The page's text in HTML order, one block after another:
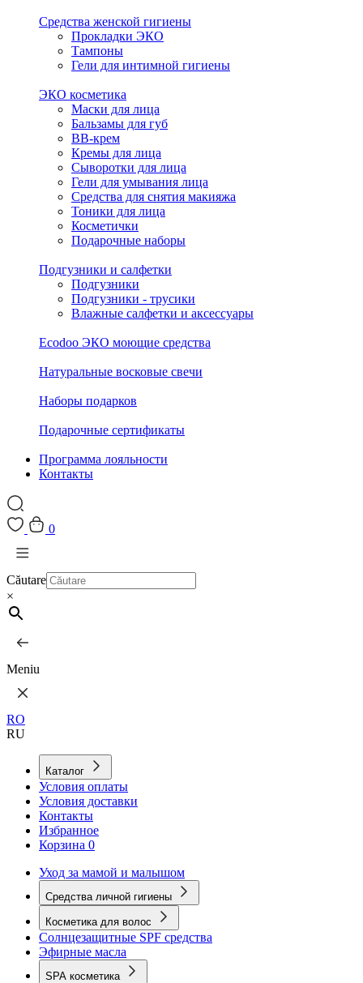
Средства женской гигиены
Прокладки ЭКО
Тампоны
Гели для интимной гигиены
ЭКО косметика
Маски для лица
Бальзамы для губ
BB-крем
Кремы для лица
Сыворотки для лица
Гели для умывания лица
Средства для снятия макияжа
Тоники для лица
Косметички
Подарочные наборы
Подгузники и салфетки
Подгузники
Подгузники - трусики
Влажные салфетки и аксессуары
Ecodoo ЭКО моющие средства
Натуральные восковые свечи
Наборы подарков
Подарочные сертификаты
Программа лояльности
Контакты
0
Căutare
×
Meniu
RO
RU
Каталог
Условия оплаты
Условия доставки
Контакты
Избранное
Корзина 0
Уход за мамой и малышом
Средства личной гигиены
Косметика для волос
Солнцезащитные SPF средства
Эфирные масла
SPA косметика